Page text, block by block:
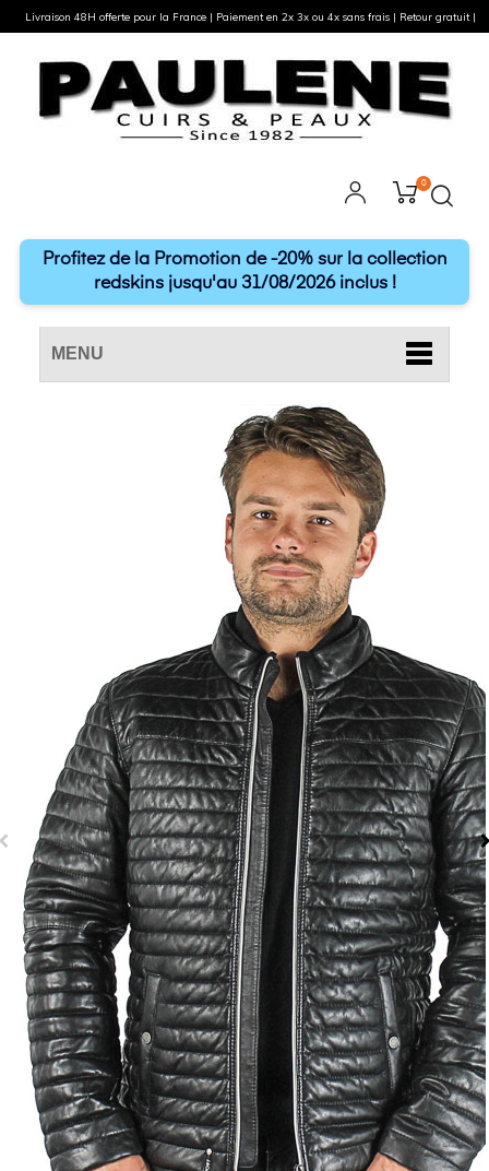
0
Profitez de la Promotion de -20% sur la collection
redskins jusqu'au 31/08/2026 inclus !
MENU
Livraison 48H offerte pour la France | Paiement en 2x 3x ou 4x sans frais | Retour gratuit |